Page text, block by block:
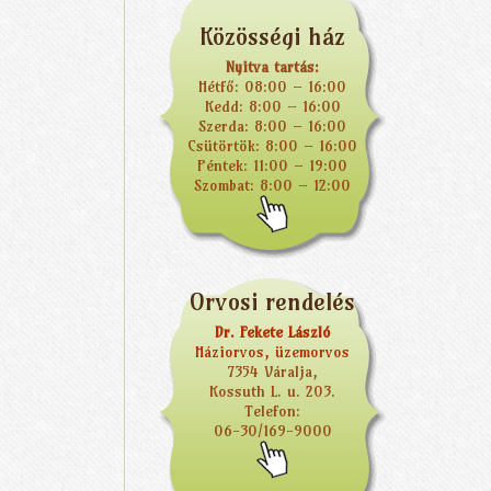
Közösségi ház
Nyitva tartás:
Hétfő: 08:00 – 16:00
Kedd: 8:00 – 16:00
Szerda: 8:00 – 16:00
Csütörtök: 8:00 – 16:00
Péntek: 11:00 – 19:00
Szombat: 8:00 – 12:00
Orvosi rendelés
Dr. Fekete László
Háziorvos, üzemorvos
7354 Váralja,
Kossuth L. u. 203.
Telefon:
06-30/169-9000